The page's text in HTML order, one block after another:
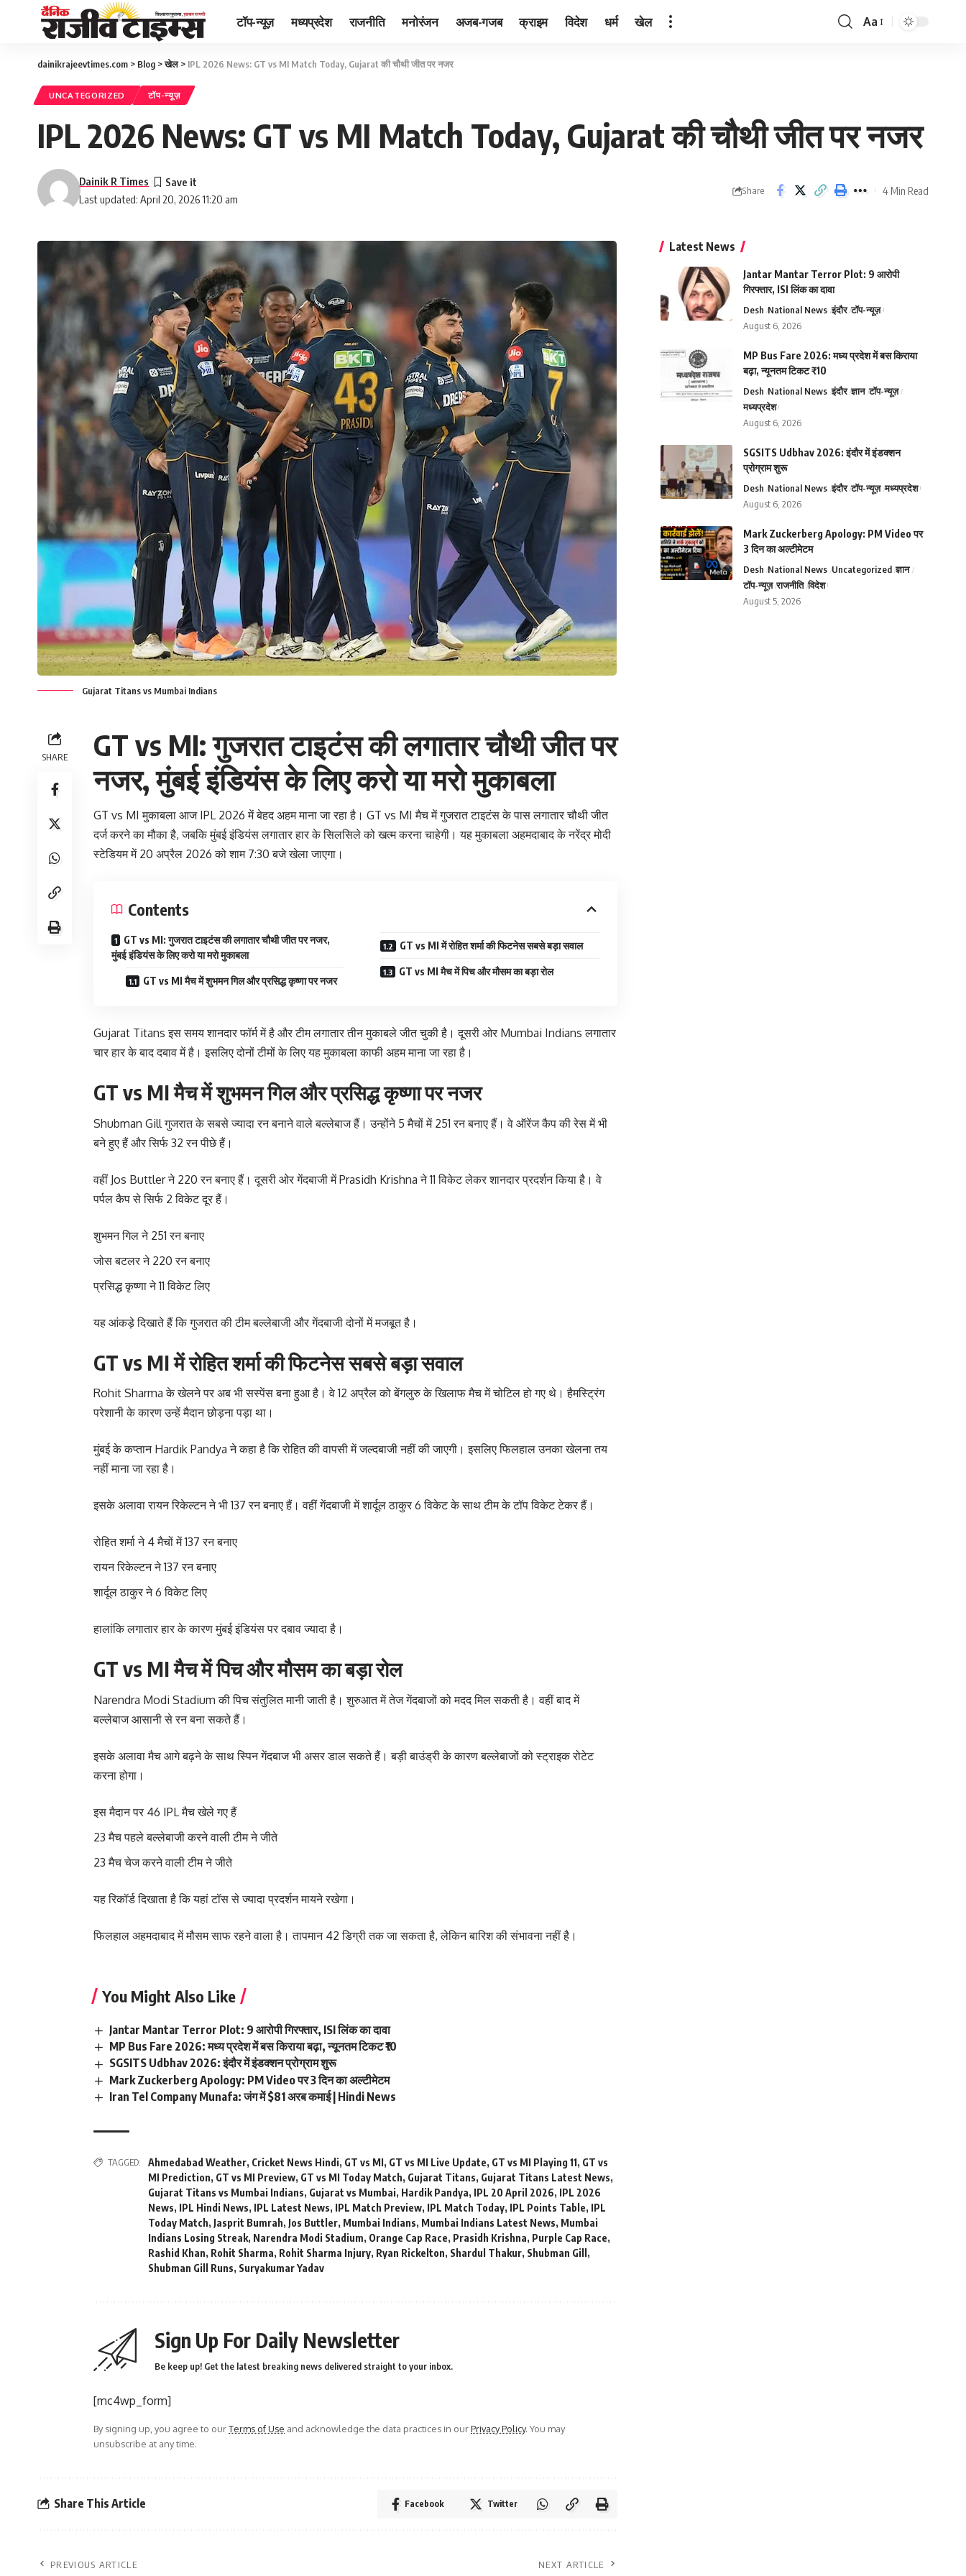
टॉप-न्यूज़ मध्यप्रदेश राजनीति मनोरंजन अजब-गजब क्राइम विदेश धर्म खेल
Font
Aa
dainikrajeevtimes.com > Blog >खेल> IPL 2026 News: GT vs MI Match Today, Gujarat की चौथी जीत पर नजर
UNCATEGORIZED टॉप-न्यूज़
IPL 2026 News: GT vs MI Match Today, Gujarat की चौथी जीत पर नजर
Last updated: April 20, 2026 11:20 am
Dainik R Times
Share 4 Min Read
Gujarat Titans vs Mumbai Indians
SHARE
GT vs MI: गुजरात टाइटंस की लगातार चौथी जीत पर
नजर, मुंबई इंडियंस के लिए करो या मरो मुकाबला
GT vs MI मुकाबला आज IPL 2026 में बेहद अहम माना जा रहा है। GT vs MI मैच में गुजरात टाइटंस के पास लगातार चौथी जीत
दर्ज करने का मौका है, जबकि मुंबई इंडियंस लगातार हार के सिलसिले को खत्म करना चाहेगी। यह मुकाबला अहमदाबाद के नरेंद्र मोदी
स्टेडियम में 20 अप्रैल 2026 को शाम 7:30 बजे खेला जाएगा।
Contents
GT vs MI: गुजरात टाइटंस की लगातार चौथी जीत पर नजर,
मुंबई इंडियंस के लिए करो या मरो मुकाबला
GT vs MI मैच में शुभमन गिल और प्रसिद्ध कृष्णा पर नजर
GT vs MI में रोहित शर्मा की फिटनेस सबसे बड़ा सवाल
GT vs MI मैच में पिच और मौसम का बड़ा रोल
Gujarat Titans इस समय शानदार फॉर्म में है और टीम लगातार तीन मुकाबले जीत चुकी है। दूसरी ओर Mumbai Indians लगातार
चार हार के बाद दबाव में है। इसलिए दोनों टीमों के लिए यह मुकाबला काफी अहम माना जा रहा है।
GT vs MI मैच में शुभमन गिल और प्रसिद्ध कृष्णा पर नजर
Shubman Gill गुजरात के सबसे ज्यादा रन बनाने वाले बल्लेबाज हैं। उन्होंने 5 मैचों में 251 रन बनाए हैं। वे ऑरेंज कैप की रेस में भी
बने हुए हैं और सिर्फ 32 रन पीछे हैं।
वहीं Jos Buttler ने 220 रन बनाए हैं। दूसरी ओर गेंदबाजी में Prasidh Krishna ने 11 विकेट लेकर शानदार प्रदर्शन किया है। वे
पर्पल कैप से सिर्फ 2 विकेट दूर हैं।
शुभमन गिल ने 251 रन बनाए
जोस बटलर ने 220 रन बनाए
प्रसिद्ध कृष्णा ने 11 विकेट लिए
यह आंकड़े दिखाते हैं कि गुजरात की टीम बल्लेबाजी और गेंदबाजी दोनों में मजबूत है।
GT vs MI में रोहित शर्मा की फिटनेस सबसे बड़ा सवाल
Rohit Sharma के खेलने पर अब भी सस्पेंस बना हुआ है। वे 12 अप्रैल को बेंगलुरु के खिलाफ मैच में चोटिल हो गए थे। हैमस्ट्रिंग
परेशानी के कारण उन्हें मैदान छोड़ना पड़ा था।
मुंबई के कप्तान Hardik Pandya ने कहा है कि रोहित की वापसी में जल्दबाजी नहीं की जाएगी। इसलिए फिलहाल उनका खेलना तय
नहीं माना जा रहा है।
इसके अलावा रायन रिकेल्टन ने भी 137 रन बनाए हैं। वहीं गेंदबाजी में शार्दूल ठाकुर 6 विकेट के साथ टीम के टॉप विकेट टेकर हैं।
रोहित शर्मा ने 4 मैचों में 137 रन बनाए
रायन रिकेल्टन ने 137 रन बनाए
शार्दूल ठाकुर ने 6 विकेट लिए
हालांकि लगातार हार के कारण मुंबई इंडियंस पर दबाव ज्यादा है।
GT vs MI मैच में पिच और मौसम का बड़ा रोल
Narendra Modi Stadium की पिच संतुलित मानी जाती है। शुरुआत में तेज गेंदबाजों को मदद मिल सकती है। वहीं बाद में
बल्लेबाज आसानी से रन बना सकते हैं।
इसके अलावा मैच आगे बढ़ने के साथ स्पिन गेंदबाज भी असर डाल सकते हैं। बड़ी बाउंड्री के कारण बल्लेबाजों को स्ट्राइक रोटेट
करना होगा।
इस मैदान पर 46 IPL मैच खेले गए हैं
23 मैच पहले बल्लेबाजी करने वाली टीम ने जीते
23 मैच चेज करने वाली टीम ने जीते
यह रिकॉर्ड दिखाता है कि यहां टॉस से ज्यादा प्रदर्शन मायने रखेगा।
फिलहाल अहमदाबाद में मौसम साफ रहने वाला है। तापमान 42 डिग्री तक जा सकता है, लेकिन बारिश की संभावना नहीं है।
You Might Also Like
Jantar Mantar Terror Plot: 9 आरोपी गिरफ्तार, ISI लिंक का दावा
MP Bus Fare 2026: मध्य प्रदेश में बस किराया बढ़ा, न्यूनतम टिकट ₹10
SGSITS Udbhav 2026: इंदौर में इंडक्शन प्रोग्राम शुरू
Mark Zuckerberg Apology: PM Video पर 3 दिन का अल्टीमेटम
Iran Tel Company Munafa: जंग में $81 अरब कमाई | Hindi News
TAGGED: Ahmedabad Weather, Cricket News Hindi, GT vs MI, GT vs MI Live Update, GT vs MI Playing 11, GT vs
MI Prediction, GT vs MI Preview, GT vs MI Today Match, Gujarat Titans, Gujarat Titans Latest News,
Gujarat Titans vs Mumbai Indians, Gujarat vs Mumbai, Hardik Pandya, IPL 20 April 2026, IPL 2026
News, IPL Hindi News, IPL Latest News, IPL Match Preview, IPL Match Today, IPL Points Table, IPL
Today Match, Jasprit Bumrah, Jos Buttler, Mumbai Indians, Mumbai Indians Latest News, Mumbai
Indians Losing Streak, Narendra Modi Stadium, Orange Cap Race, Prasidh Krishna, Purple Cap Race,
Rashid Khan, Rohit Sharma, Rohit Sharma Injury, Ryan Rickelton, Shardul Thakur, Shubman Gill ,
Shubman Gill Runs, Suryakumar Yadav
Sign Up For Daily Newsletter
Be keep up! Get the latest breaking news delivered straight to your inbox.
[mc4wp_form]
By signing up, you agree to ourTerms of Use and acknowledge the data practices in ourPrivacy Policy. You may
unsubscribe at any time.
Share This Article Facebook Twitter
PREVIOUS ARTICLE NEXT ARTICLE
Latest News
Jantar Mantar Terror Plot: 9 आरोपी
गिरफ्तार, ISI लिंक का दावा
Desh National News इंदौर टॉप-न्यूज़
August 6, 2026
MP Bus Fare 2026: मध्य प्रदेश में बस किराया
बढ़ा, न्यूनतम टिकट ₹10
Desh National News इंदौर ज्ञान टॉप-न्यूज़
मध्यप्रदेश
August 6, 2026
SGSITS Udbhav 2026: इंदौर में इंडक्शन
प्रोग्राम शुरू
Desh National News इंदौर टॉप-न्यूज़ मध्यप्रदेश
August 6, 2026
Mark Zuckerberg Apology: PM Video पर
3 दिन का अल्टीमेटम
Desh National News Uncategorized ज्ञान
टॉप-न्यूज़ राजनीति विदेश
August 5, 2026